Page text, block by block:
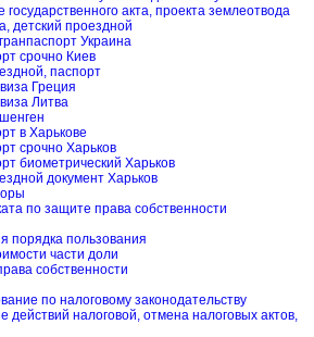
акта, проекта землеотвода
детский проездной
Украина
срочно Киев
паспорт
Греция
Литва
в Харькове
срочно Харьков
биометрический Харьков
документ Харьков
по защите права собственности
порядка пользования
части доли
собственности
по налоговому законодательству
действий налоговой, отмена налоговых актов,